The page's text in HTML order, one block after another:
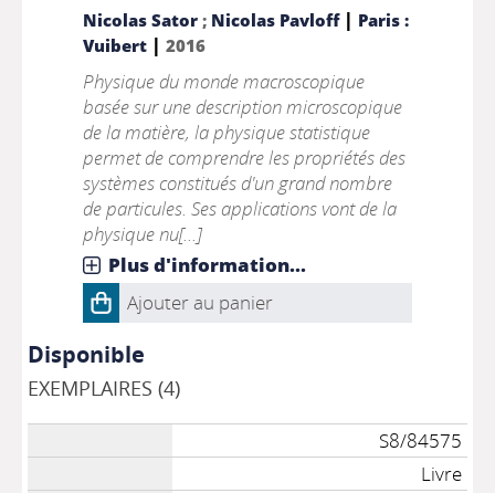
Nicolas Sator; Nicolas Pavloff | Paris :
Vuibert| 2016
Physique du monde macroscopique
basée sur une description microscopique
de la matière, la physique statistique
permet de comprendre les propriétés des
systèmes constitués d'un grand nombre
de particules. Ses applications vont de la
physique nu[...]
Plus d'information...
Ajouter au panier
Disponible
EXEMPLAIRES (4)
S8/84575
Livre